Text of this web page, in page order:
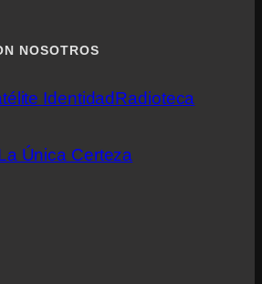
NOSOTROS
IdentidadRadioteca
Única Certeza